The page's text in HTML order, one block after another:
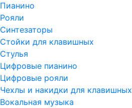
Пианино
Рояли
Синтезаторы
Стойки для клавишных
Стулья
Цифровые пианино
Цифровые рояли
Чехлы и накидки для клавишных
Вокальная музыка